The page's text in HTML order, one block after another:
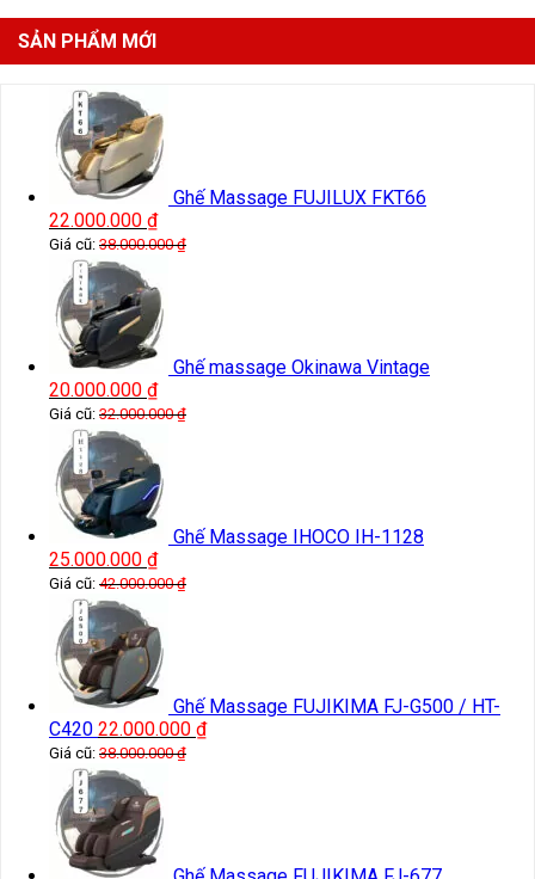
SẢN PHẨM MỚI
Ghế Massage FUJILUX FKT66
22.000.000 ₫
Giá cũ: 38.000.000₫
Ghế massage Okinawa Vintage
20.000.000 ₫
Giá cũ: 32.000.000₫
Ghế Massage IHOCO IH-1128
25.000.000 ₫
Giá cũ: 42.000.000₫
Ghế Massage FUJIKIMA FJ-G500 / HT-
C420 22.000.000 ₫
Giá cũ: 38.000.000₫